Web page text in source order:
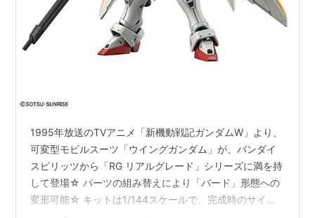
1995年放送のTVアニメ「新機動戦記ガンダムW」より、
可変型モビルスーツ「ウイングガンダム」が、バンダイ
スピリッツから「RG リアルグレード」シリーズに満を持
して登場☆ パーツの組み替えにより「バード」形態への
変形可能☆ キットは1/144スケールで、完成時のサイズ